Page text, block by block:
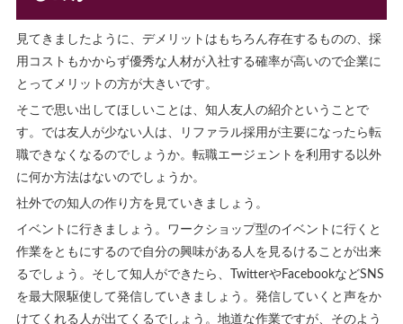
見てきましたように、デメリットはもちろん存在するものの、採
用コストもかからず優秀な人材が入社する確率が高いので企業に
とってメリットの方が大きいです。
そこで思い出してほしいことは、知人友人の紹介ということで
す。では友人が少ない人は、リファラル採用が主要になったら転
職できなくなるのでしょうか。転職エージェントを利用する以外
に何か方法はないのでしょうか。
社外での知人の作り方を見ていきましょう。
イベントに行きましょう。ワークショップ型のイベントに行くと
作業をともにするので自分の興味がある人を見るけることが出来
るでしょう。そして知人ができたら、TwitterやFacebookなどSNS
を最大限駆使して発信していきましょう。発信していくと声をか
けてくれる人が出てくるでしょう。地道な作業ですが、そのよう